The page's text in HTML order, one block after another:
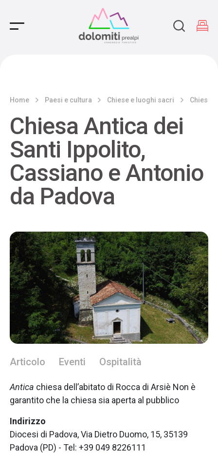
Main Navigation
Home Paesi e cultura Chiese e luoghi sacri Chiesa
Chiesa Antica dei
Santi Ippolito,
Cassiano e Antonio
da Padova
Articolo Eventi Ospitalità
Antica chiesa dell’abitato di Rocca di Arsiè Non è
garantito che la chiesa sia aperta al pubblico
Indirizzo
Diocesi di Padova, Via Dietro Duomo, 15, 35139
Padova (PD) - Tel: +39 049 8226111